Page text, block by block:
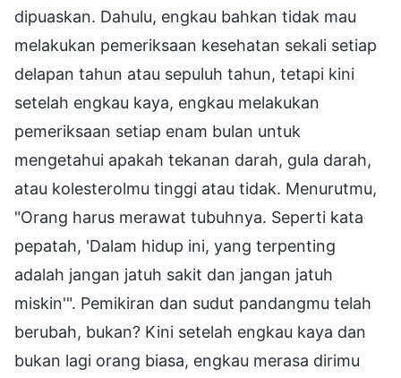
dipuaskan. Dahulu, engkau bahkan tidak mau
melakukan pemeriksaan kesehatan sekali setiap
delapan tahun atau sepuluh tahun, tetapi kini
setelah engkau kaya, engkau melakukan
pemeriksaan setiap enam bulan untuk
mengetahui apakah tekanan darah, gula darah,
atau kolesterolmu tinggi atau tidak. Menurutmu,
"Orang harus merawat tubuhnya. Seperti kata
pepatah, 'Dalam hidup ini, yang terpenting
adalah jangan jatuh sakit dan jangan jatuh
miskin'". Pemikiran dan sudut pandangmu telah
berubah, bukan? Kini setelah engkau kaya dan
bukan lagi orang biasa, engkau merasa dirimu